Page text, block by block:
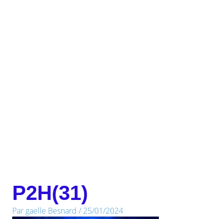
P2H(31)
Par gaelle Besnard / 25/01/2024